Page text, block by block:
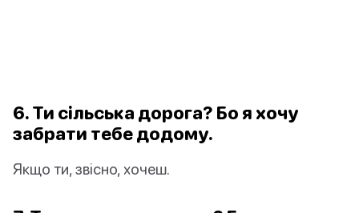
6. Ти сільська дорога? Бо я хочу
забрати тебе додому.
Якщо ти, звісно, хочеш.